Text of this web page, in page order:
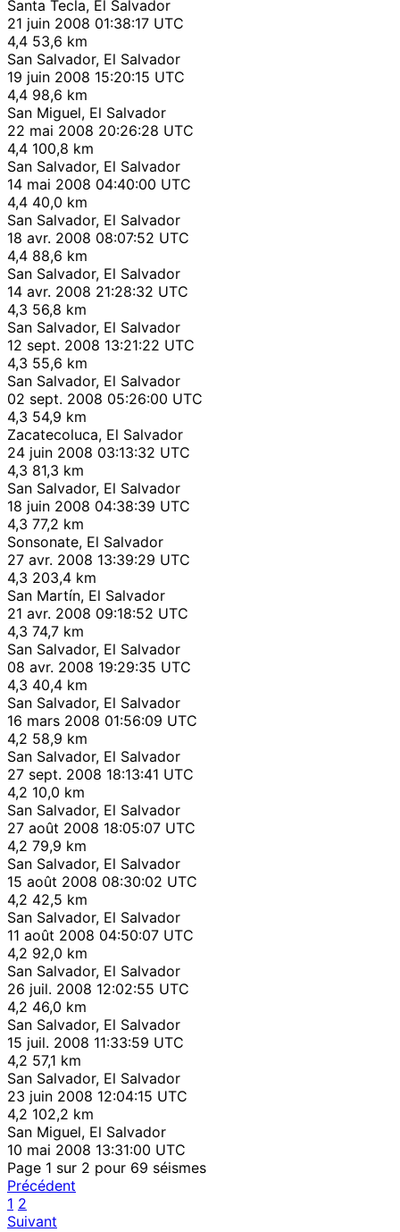
Santa Tecla, El Salvador
21 juin 2008 01:38:17 UTC
4,4 53,6 km
San Salvador, El Salvador
19 juin 2008 15:20:15 UTC
4,4 98,6 km
San Miguel, El Salvador
22 mai 2008 20:26:28 UTC
4,4 100,8 km
San Salvador, El Salvador
14 mai 2008 04:40:00 UTC
4,4 40,0 km
San Salvador, El Salvador
18 avr. 2008 08:07:52 UTC
4,4 88,6 km
San Salvador, El Salvador
14 avr. 2008 21:28:32 UTC
4,3 56,8 km
San Salvador, El Salvador
12 sept. 2008 13:21:22 UTC
4,3 55,6 km
San Salvador, El Salvador
02 sept. 2008 05:26:00 UTC
4,3 54,9 km
Zacatecoluca, El Salvador
24 juin 2008 03:13:32 UTC
4,3 81,3 km
San Salvador, El Salvador
18 juin 2008 04:38:39 UTC
4,3 77,2 km
Sonsonate, El Salvador
27 avr. 2008 13:39:29 UTC
4,3 203,4 km
San Martín, El Salvador
21 avr. 2008 09:18:52 UTC
4,3 74,7 km
San Salvador, El Salvador
08 avr. 2008 19:29:35 UTC
4,3 40,4 km
San Salvador, El Salvador
16 mars 2008 01:56:09 UTC
4,2 58,9 km
San Salvador, El Salvador
27 sept. 2008 18:13:41 UTC
4,2 10,0 km
San Salvador, El Salvador
27 août 2008 18:05:07 UTC
4,2 79,9 km
San Salvador, El Salvador
15 août 2008 08:30:02 UTC
4,2 42,5 km
San Salvador, El Salvador
11 août 2008 04:50:07 UTC
4,2 92,0 km
San Salvador, El Salvador
26 juil. 2008 12:02:55 UTC
4,2 46,0 km
San Salvador, El Salvador
15 juil. 2008 11:33:59 UTC
4,2 57,1 km
San Salvador, El Salvador
23 juin 2008 12:04:15 UTC
4,2 102,2 km
San Miguel, El Salvador
10 mai 2008 13:31:00 UTC
Page 1 sur 2 pour 69 séismes
Précédent
1 2
Suivant